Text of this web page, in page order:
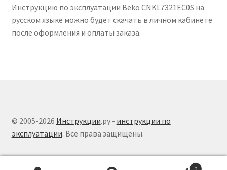
Инструкцию по эксплуатации Beko CNKL7321EC0S на
русском языке можно будет скачать в личном кабинете
после оформления и оплаты заказа.
© 2005-2026 Инструкции.ру - инструкции по
эксплуатации. Все права защищены.